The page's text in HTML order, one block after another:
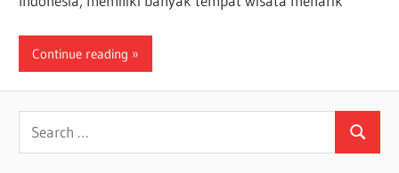
Continue reading
Search
for:
Search